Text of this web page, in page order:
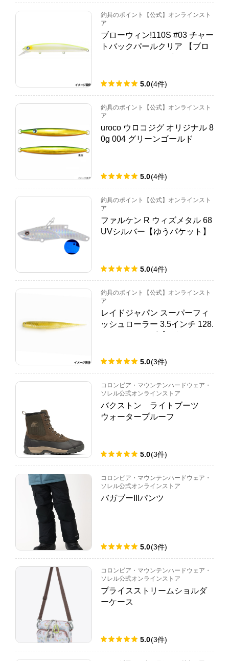
釣具のポイント【公式】オンラインスト
ア
ブローウィン!110S #03 チャー
トバックパールクリア 【ブロ
5.0(4件)
釣具のポイント【公式】オンラインスト
ア
uroco ウロコジグ オリジナル 8
0g 004 グリーンゴールド
5.0(4件)
釣具のポイント【公式】オンラインスト
ア
ファルケン R ウィズメタル 68
UVシルバー【ゆうパケット】
5.0(4件)
釣具のポイント【公式】オンラインスト
ア
レイドジャパン スーパーフィ
ッシュローラー 3.5インチ 128.
5.0(3件)
コロンビア・マウンテンハードウェア・
ソレル公式オンラインストア
バクストン ライトブーツ
ウォータープルーフ
5.0(3件)
コロンビア・マウンテンハードウェア・
ソレル公式オンラインストア
バガブーIIIパンツ
5.0(3件)
コロンビア・マウンテンハードウェア・
ソレル公式オンラインストア
プライスストリームショルダ
ーケース
5.0(3件)